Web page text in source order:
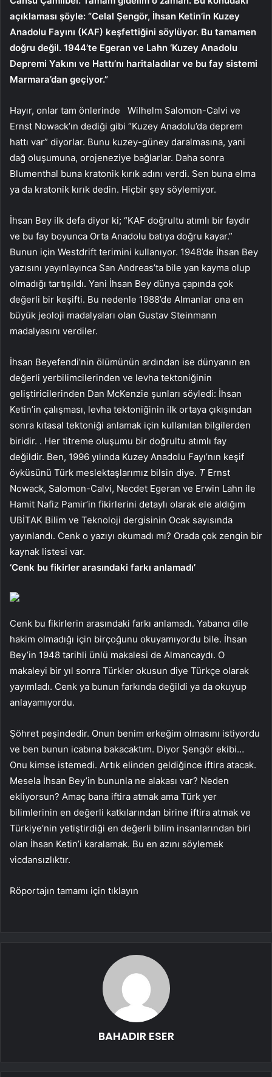
açıklaması şöyle: “Celal Şengör, İhsan Ketin’in Kuzey
Anadolu Fayını (KAF) keşfettiğini söylüyor. Bu tamamen
doğru değil. 1944’te Egeran ve Lahn ‘Kuzey Anadolu
Depremi Yakını ve Hattı’nı haritaladılar ve bu fay sistemi
Marmara’dan geçiyor.”
Hayır, onlar tam önlerinde
Wilhelm Salomon-Calvi ve
Ernst Nowack’ın dediği gibi “Kuzey Anadolu’da deprem
hattı var” diyorlar. Bunu kuzey-güney daralmasına, yani
dağ oluşumuna, orojeneziye bağlarlar. Daha sonra
Blumenthal buna kratonik kırık adını verdi. Sen buna elma
ya da kratonik kırık dedin. Hiçbir şey söylemiyor.
İhsan Bey ilk defa diyor ki; “KAF doğrultu atımlı bir faydır
ve bu fay boyunca Orta Anadolu batıya doğru kayar.”
Bunun için Westdrift terimini kullanıyor. 1948’de İhsan Bey
yazısını yayınlayınca San Andreas’ta bile yan kayma olup
olmadığı tartışıldı. Yani İhsan Bey dünya çapında çok
değerli bir keşifti. Bu nedenle 1988’de Almanlar ona en
büyük jeoloji madalyaları olan Gustav Steinmann
madalyasını verdiler.
İhsan Beyefendi’nin ölümünün ardından ise dünyanın en
değerli yerbilimcilerinden ve levha tektoniğinin
geliştiricilerinden Dan McKenzie şunları söyledi: İhsan
Ketin’in çalışması, levha tektoniğinin ilk ortaya çıkışından
sonra kıtasal tektoniği anlamak için kullanılan bilgilerden
biridir. . Her titreme oluşumu bir doğrultu atımlı fay
değildir. Ben, 1996 yılında Kuzey Anadolu Fayı’nın keşif
öyküsünü Türk meslektaşlarımız bilsin diye. T Ernst
Nowack, Salomon-Calvi, Necdet Egeran ve Erwin Lahn ile
Hamit Nafiz Pamir’in fikirlerini detaylı olarak ele aldığım
UBİTAK Bilim ve Teknoloji dergisinin Ocak sayısında
yayınlandı. Cenk o yazıyı okumadı mı? Orada çok zengin bir
kaynak listesi var.
‘Cenk bu fikirler arasındaki farkı anlamadı’
Cenk bu fikirlerin arasındaki farkı anlamadı. Yabancı dile
hakim olmadığı için birçoğunu okuyamıyordu bile. İhsan
Bey’in 1948 tarihli ünlü makalesi de Almancaydı. O
makaleyi bir yıl sonra Türkler okusun diye Türkçe olarak
yayımladı. Cenk ya bunun farkında değildi ya da okuyup
anlayamıyordu.
Şöhret peşindedir. Onun benim erkeğim olmasını istiyordu
ve ben bunun icabına bakacaktım. Diyor Şengör ekibi…
Onu kimse istemedi. Artık elinden geldiğince iftira atacak.
Mesela İhsan Bey’in bununla ne alakası var? Neden
ekliyorsun? Amaç bana iftira atmak ama Türk yer
bilimlerinin en değerli katkılarından birine iftira atmak ve
Türkiye’nin yetiştirdiği en değerli bilim insanlarından biri
olan İhsan Ketin’i karalamak. Bu en azını söylemek
vicdansızlıktır.
Röportajın tamamı için tıklayın
BAHADIR ESER